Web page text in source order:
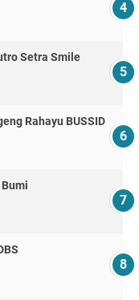
Setra Smile
Rahayu BUSSID